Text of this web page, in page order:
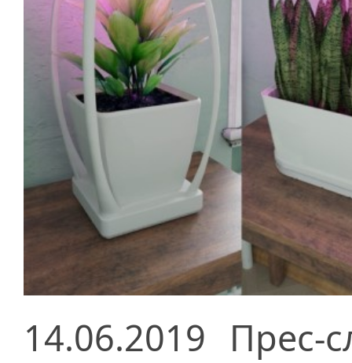
14.06.2019 Прес-